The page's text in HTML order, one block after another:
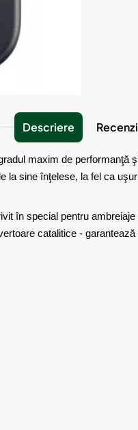
Descriere
maxim de
sine înţelese, la fel ca
în special pentru
catalitice -